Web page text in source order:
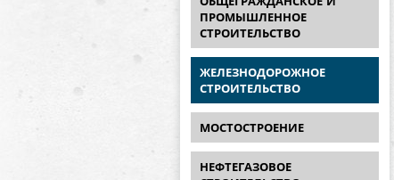
ПРОМЫШЛЕННОЕ
СТРОИТЕЛЬСТВО
ЖЕЛЕЗНОДОРОЖНОЕ
СТРОИТЕЛЬСТВО
МОСТОСТРОЕНИЕ
НЕФТЕГАЗОВОЕ